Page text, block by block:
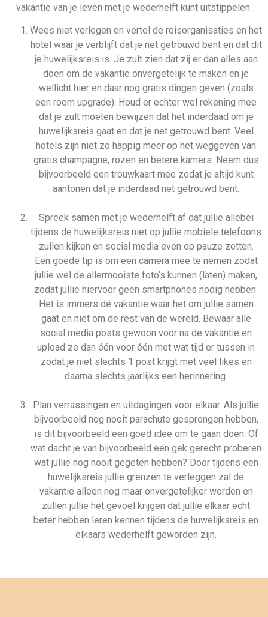
vakantie van je leven met je wederhelft kunt uitstippelen.
Wees niet verlegen en vertel de reisorganisaties en het
hotel waar je verblijft dat je net getrouwd bent en dat dit
je huwelijksreis is. Je zult zien dat zij er dan alles aan
doen om de vakantie onvergetelijk te maken en je
wellicht hier en daar nog gratis dingen geven (zoals
een room upgrade). Houd er echter wel rekening mee
dat je zult moeten bewijzen dat het inderdaad om je
huwelijksreis gaat en dat je net getrouwd bent. Veel
hotels zijn niet zo happig meer op het weggeven van
gratis champagne, rozen en betere kamers. Neem dus
bijvoorbeeld een trouwkaart mee zodat je altijd kunt
aantonen dat je inderdaad net getrouwd bent.
Spreek samen met je wederhelft af dat jullie allebei
tijdens de huwelijksreis niet op jullie mobiele telefoons
zullen kijken en social media even op pauze zetten.
Een goede tip is om een camera mee te nemen zodat
jullie wel de allermooiste foto’s kunnen (laten) maken,
zodat jullie hiervoor geen smartphones nodig hebben.
Het is immers dé vakantie waar het om jullie samen
gaat en niet om de rest van de wereld. Bewaar alle
social media posts gewoon voor na de vakantie en
upload ze dan één voor één met wat tijd er tussen in
zodat je niet slechts 1 post krijgt met veel likes en
daarna slechts jaarlijks een herinnering.
Plan verrassingen en uitdagingen voor elkaar. Als jullie
bijvoorbeeld nog nooit parachute gesprongen hebben,
is dit bijvoorbeeld een goed idee om te gaan doen. Of
wat dacht je van bijvoorbeeld een gek gerecht proberen
wat jullie nog nooit gegeten hebben? Door tijdens een
huwelijksreis jullie grenzen te verleggen zal de
vakantie alleen nog maar onvergetelijker worden en
zullen jullie het gevoel krijgen dat jullie elkaar echt
beter hebben leren kennen tijdens de huwelijksreis en
elkaars wederhelft geworden zijn.